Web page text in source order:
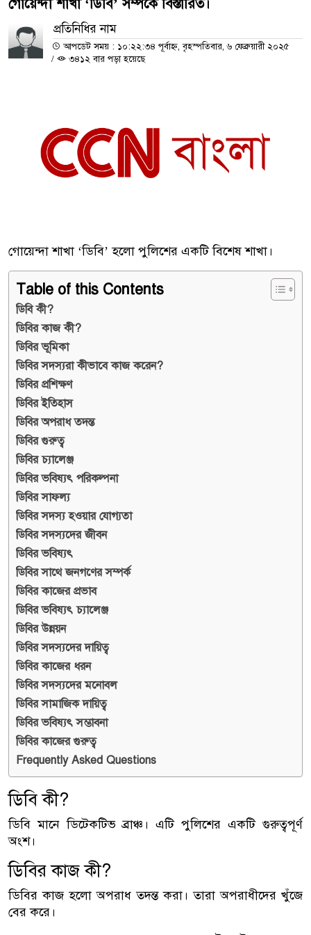
গোয়েন্দা শাখা ‘ডিবি’ সম্পর্কে বিস্তারিত।
প্রতিনিধির নাম
আপডেট সময় : ১০:২২:৩৪ পূর্বাহ্ন, বৃহস্পতিবার, ৬ ফেব্রুয়ারী ২০২৫
/
৩৪১২ বার পড়া হয়েছে
গোয়েন্দা শাখা ‘ডিবি’ হলো পুলিশের একটি বিশেষ শাখা।
Table of this Contents
ডিবি কী?
ডিবির কাজ কী?
ডিবির ভূমিকা
ডিবির সদস্যরা কীভাবে কাজ করেন?
ডিবির প্রশিক্ষণ
ডিবির ইতিহাস
ডিবির অপরাধ তদন্ত
ডিবির গুরুত্ব
ডিবির চ্যালেঞ্জ
ডিবির ভবিষ্যৎ পরিকল্পনা
ডিবির সাফল্য
ডিবির সদস্য হওয়ার যোগ্যতা
ডিবির সদস্যদের জীবন
ডিবির ভবিষ্যৎ
ডিবির সাথে জনগণের সম্পর্ক
ডিবির কাজের প্রভাব
ডিবির ভবিষ্যৎ চ্যালেঞ্জ
ডিবির উন্নয়ন
ডিবির সদস্যদের দায়িত্ব
ডিবির কাজের ধরন
ডিবির সদস্যদের মনোবল
ডিবির সামাজিক দায়িত্ব
ডিবির ভবিষ্যৎ সম্ভাবনা
ডিবির কাজের গুরুত্ব
Frequently Asked Questions
ডিবি কী?
ডিবি মানে ডিটেকটিভ ব্রাঞ্চ। এটি পুলিশের একটি গুরুত্বপূর্ণ
অংশ।
ডিবির কাজ কী?
ডিবির কাজ হলো অপরাধ তদন্ত করা। তারা অপরাধীদের খুঁজে
বের করে।